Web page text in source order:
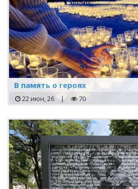
В память о героях
22 июн, 26 | 70